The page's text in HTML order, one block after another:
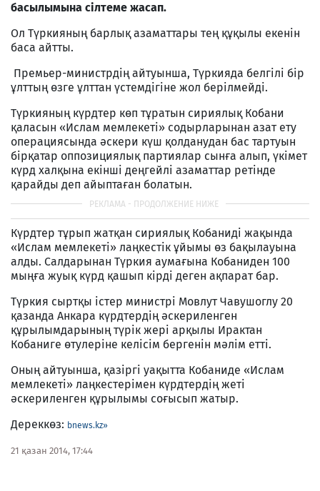
басылымына сілтеме жасап.
Ол Түркияның барлық азаматтары тең құқылы екенін
баса айтты.
Премьер-министрдің айтуынша, Түркияда белгілі бір
ұлттың өзге ұлттан үстемдігіне жол берілмейді.
Түркияның күрдтер көп тұратын сириялық Кобани
қаласын «Ислам мемлекеті» содырларынан азат ету
операциясында әскери күш қолданудан бас тартуын
бірқатар оппозициялық партиялар сынға алып, үкімет
күрд халқына екінші деңгейлі азаматтар ретінде
қарайды деп айыптаған болатын.
Күрдтер тұрып жатқан сириялық Кобаниді жақында
«Ислам мемлекеті» лаңкестік ұйымы өз бақылауына
алды. Салдарынан Түркия аумағына Кобаниден 100
мыңға жуық күрд қашып кірді деген ақпарат бар.
Түркия сыртқы істер министрі Мовлут Чавушоглу 20
қазанда Анкара күрдтердің әскериленген
құрылымдарының түрік жері арқылы Ирактан
Кобаниге өтулеріне келісім бергенін мәлім етті.
Оның айтуынша, қазіргі уақытта Кобаниде «Ислам
мемлекеті» лаңкестерімен күрдтердің жеті
әскериленген құрылымы соғысып жатыр.
Дереккөз: bnews.kz»
21 қазан 2014, 17:44